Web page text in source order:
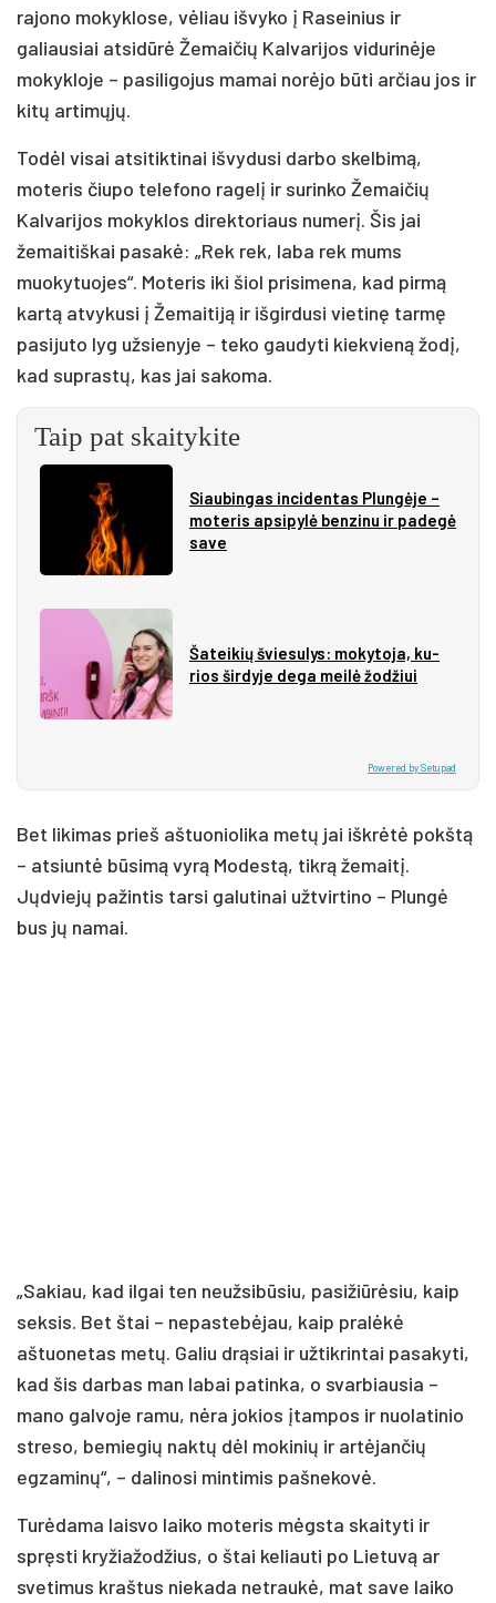
rajono mokyklose, vėliau išvyko į Raseinius ir
galiausiai atsidūrė Žemaičių Kalvarijos vidurinėje
mokykloje – pasiligojus mamai norėjo būti arčiau jos ir
kitų artimųjų.
Todėl visai atsitiktinai išvydusi darbo skelbimą,
moteris čiupo telefono ragelį ir surinko Žemaičių
Kalvarijos mokyklos direktoriaus numerį. Šis jai
žemaitiškai pasakė: „Rek rek, laba rek mums
muokytuojes“. Moteris iki šiol prisimena, kad pirmą
kartą atvykusi į Žemaitiją ir išgirdusi vietinę tarmę
pasijuto lyg užsienyje – teko gaudyti kiekvieną žodį,
kad suprastų, kas jai sakoma.
Taip pat skaitykite
Siau­bin­gas in­ci­den­tas Plun­gė­je –
mo­te­ris ap­si­py­lė ben­zi­nu ir pa­de­gė
sa­ve
Ša­tei­kių švie­su­lys: mo­ky­to­ja, ku­
rios šir­dy­je de­ga mei­lė žo­džiui
Powered by Setupad
Bet likimas prieš aštuoniolika metų jai iškrėtė pokštą
– atsiuntė būsimą vyrą Modestą, tikrą žemaitį.
Jųdviejų pažintis tarsi galutinai užtvirtino – Plungė
bus jų namai.
„Sakiau, kad ilgai ten neužsibūsiu, pasižiūrėsiu, kaip
seksis. Bet štai – nepastebėjau, kaip pralėkė
aštuonetas metų. Galiu drąsiai ir užtikrintai pasakyti,
kad šis darbas man labai patinka, o svarbiausia –
mano galvoje ramu, nėra jokios įtampos ir nuolatinio
streso, bemiegių naktų dėl mokinių ir artėjančių
egzaminų“, – dalinosi mintimis pašnekovė.
Turėdama laisvo laiko moteris mėgsta skaityti ir
spręsti kryžiažodžius, o štai keliauti po Lietuvą ar
svetimus kraštus niekada netraukė, mat save laiko